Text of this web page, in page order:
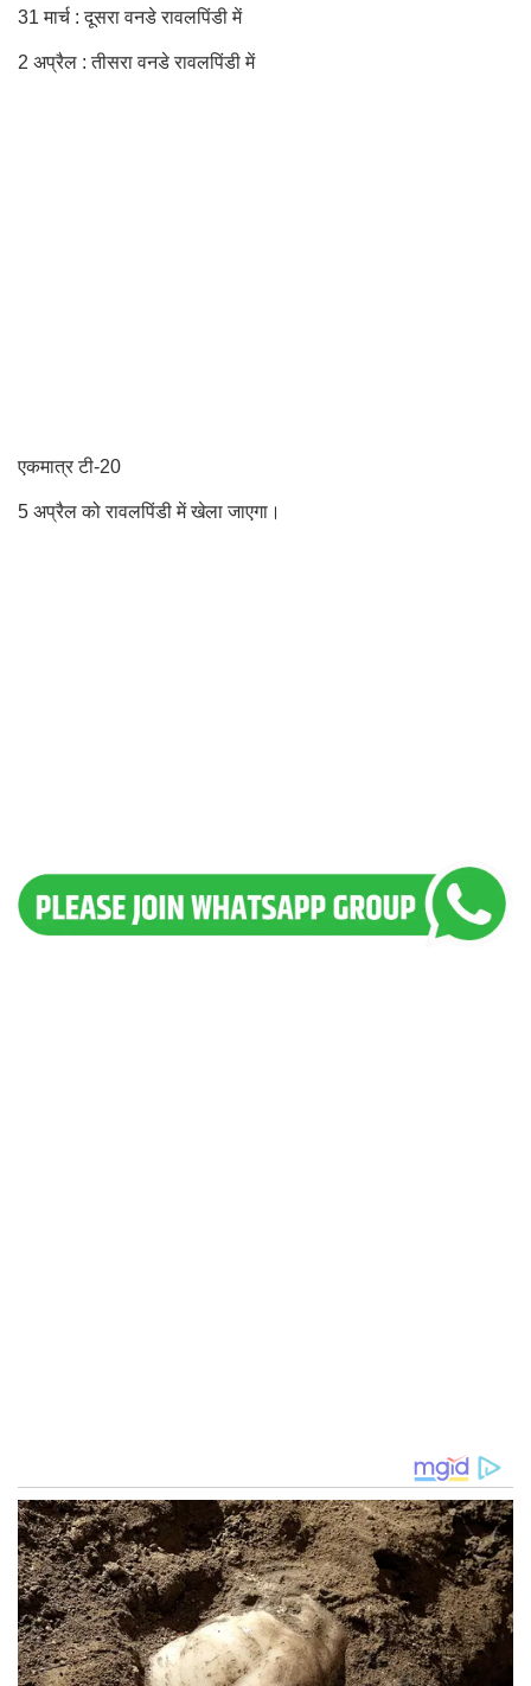
31 मार्च : दूसरा वनडे रावलपिंडी में
2 अप्रैल : तीसरा वनडे रावलपिंडी में
एकमात्र टी-20
5 अप्रैल को रावलपिंडी में खेला जाएगा।